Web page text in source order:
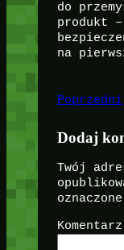
do
produkt
na
Poprzedni
Dodaj
Twój
oznaczone
Komentarz